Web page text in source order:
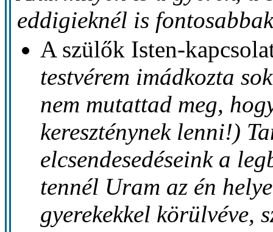
eddigieknél is
A szülők Isten-
testvérem imádkozta
nem mutattad meg,
kereszténynek lenni!)
elcsendesedéseink a
tennél Uram az én
gyerekekkel körülvéve,